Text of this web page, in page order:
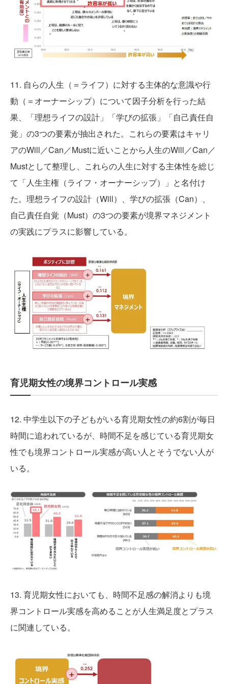
11. 自らの人生（＝ライフ）に対する主体的な意識や行
動（＝オーナーシップ）について因子分析を行った結
果、「理想ライフの設計」「学びの拡張」「自己責任自
覚」の3つの要素が抽出された。これらの要素はキャリ
アのWill／Can／Mustに近いことから人生のWill／Can／
Mustとして整理し、これらの人生に対する主体性を総じ
て「人生主権（ライフ・オーナーシップ）」と名付け
た。理想ライフの設計（Will）、学びの拡張（Can）、
自己責任自覚（Must）の3つの要素が境界マネジメント
の実践にプラスに影響している。
育児期女性の境界コントロール実感
12. 中学生以下の子どもがいる育児期女性の約6割が毎日
時間に追われているが、時間不足を感じている育児期女
性でも境界コントロール実感が高い人とそうでない人が
いる。
13. 育児期女性においても、時間不足感の解消よりも境
界コントロール実感を高めることが人生満足度とプラス
に関連している。